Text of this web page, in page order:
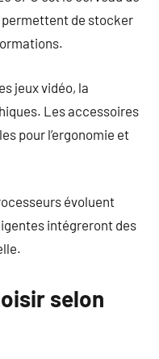
permettent de stocker
jeux vidéo, la
Les accessoires
pour l’ergonomie et
évoluent
intégreront des
selon